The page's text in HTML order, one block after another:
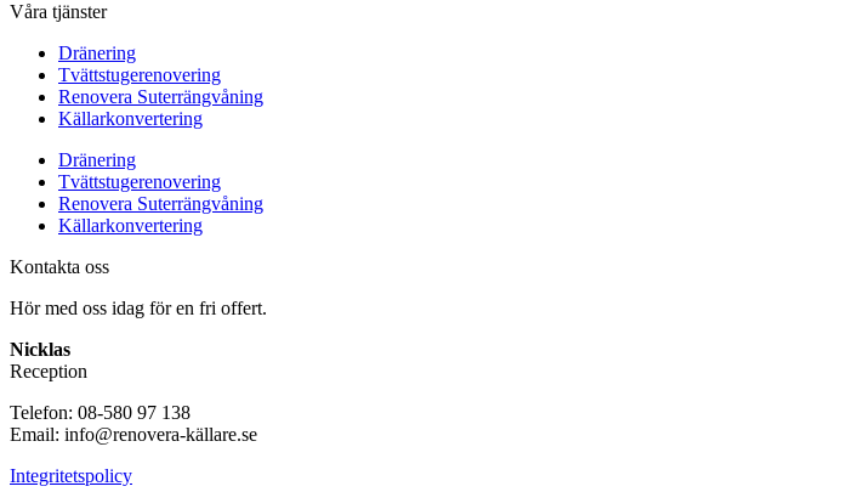
Våra tjänster
Dränering
Tvättstugerenovering
Renovera Suterrängvåning
Källarkonvertering
Dränering
Tvättstugerenovering
Renovera Suterrängvåning
Källarkonvertering
Kontakta oss
Hör med oss idag för en fri offert.
Nicklas
Reception
Telefon: 08-580 97 138
Email: info@renovera-källare.se
Integritetspolicy